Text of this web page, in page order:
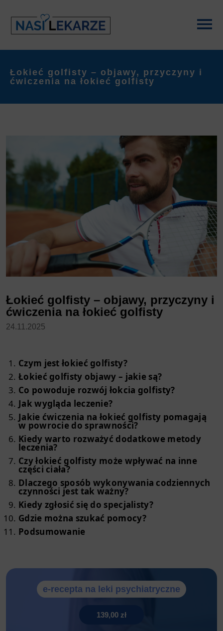
Łokieć golfisty – objawy, przyczyny i
ćwiczenia na łokieć golfisty
Łokieć golfisty – objawy, przyczyny i
ćwiczenia na łokieć golfisty
24.11.2025
Czym jest łokieć golfisty?
Łokieć golfisty objawy – jakie są?
Co powoduje rozwój łokcia golfisty?
Jak wygląda leczenie?
Jakie ćwiczenia na łokieć golfisty pomagają
w powrocie do sprawności?
Kiedy warto rozważyć dodatkowe metody
leczenia?
Czy łokieć golfisty może wpływać na inne
części ciała?
Dlaczego sposób wykonywania codziennych
czynności jest tak ważny?
Kiedy zgłosić się do specjalisty?
Gdzie można szukać pomocy?
Podsumowanie
e-recepta na leki psychiatryczne
139,00 zł